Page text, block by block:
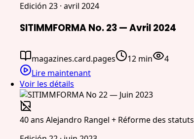
Edición 23 · avril 2024
SITIMMFORMA No. 23 — Avril 2024
magazines.card.pages 12 min
4
Lire maintenant
Voir les détails
40 ans Alejandro Rangel + Réforme des statuts